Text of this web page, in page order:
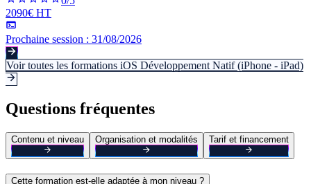
2090€ HT
Prochaine session : 31/08/2026
Voir toutes les formations iOS Développement Natif (iPhone - iPad)
Questions fréquentes
Contenu et niveau Organisation et modalités Tarif et financement
Cette formation est-elle adaptée à mon niveau ?